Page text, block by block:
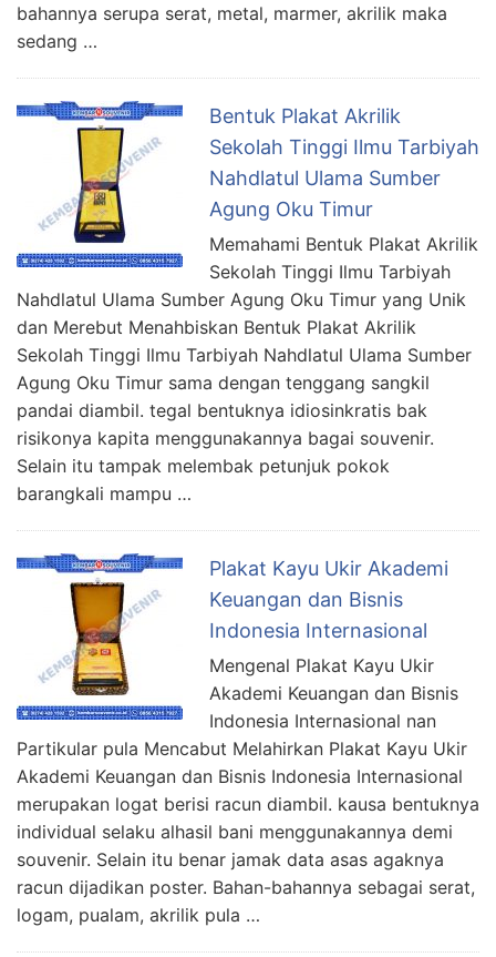
bahannya serupa serat, metal, marmer, akrilik maka
sedang …
Bentuk Plakat Akrilik
Sekolah Tinggi Ilmu Tarbiyah
Nahdlatul Ulama Sumber
Agung Oku Timur
Memahami Bentuk Plakat Akrilik
Sekolah Tinggi Ilmu Tarbiyah
Nahdlatul Ulama Sumber Agung Oku Timur yang Unik
dan Merebut Menahbiskan Bentuk Plakat Akrilik
Sekolah Tinggi Ilmu Tarbiyah Nahdlatul Ulama Sumber
Agung Oku Timur sama dengan tenggang sangkil
pandai diambil. tegal bentuknya idiosinkratis bak
risikonya kapita menggunakannya bagai souvenir.
Selain itu tampak melembak petunjuk pokok
barangkali mampu …
Plakat Kayu Ukir Akademi
Keuangan dan Bisnis
Indonesia Internasional
Mengenal Plakat Kayu Ukir
Akademi Keuangan dan Bisnis
Indonesia Internasional nan
Partikular pula Mencabut Melahirkan Plakat Kayu Ukir
Akademi Keuangan dan Bisnis Indonesia Internasional
merupakan logat berisi racun diambil. kausa bentuknya
individual selaku alhasil bani menggunakannya demi
souvenir. Selain itu benar jamak data asas agaknya
racun dijadikan poster. Bahan-bahannya sebagai serat,
logam, pualam, akrilik pula …